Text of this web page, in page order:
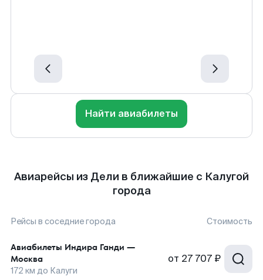
Найти авиабилеты
Авиарейсы из Дели в ближайшие с Калугой
города
Рейсы в соседние города Стоимость
Авиабилеты Индира Ганди —
Москва
172 км до Калуги
от 27 707 ₽